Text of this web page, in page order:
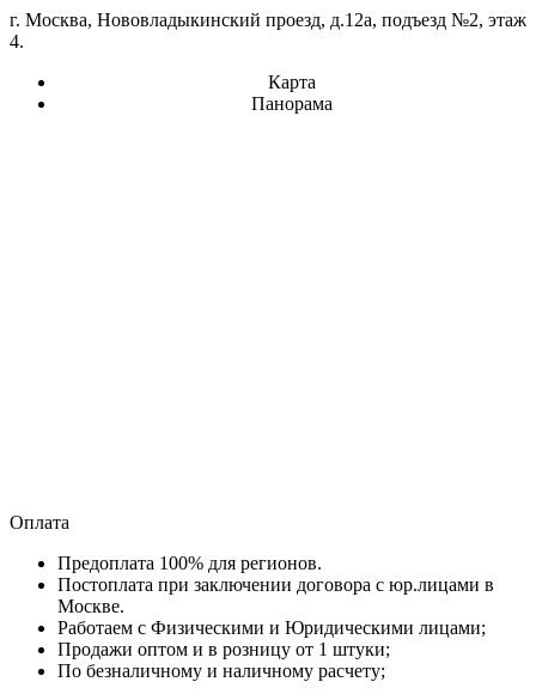
г. Москва, Нововладыкинский проезд, д.12а, подъезд №2, этаж
4.
Карта
Панорама
Оплата
Предоплата 100% для регионов.
Постоплата при заключении договора с юр.лицами в
Москве.
Работаем с Физическими и Юридическими лицами;
Продажи оптом и в розницу от 1 штуки;
По безналичному и наличному расчету;